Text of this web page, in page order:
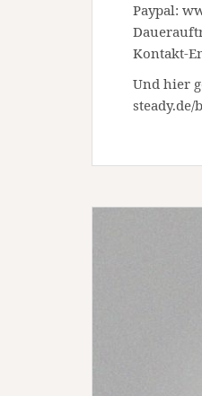
Paypal:
Kontakt-
Und hier